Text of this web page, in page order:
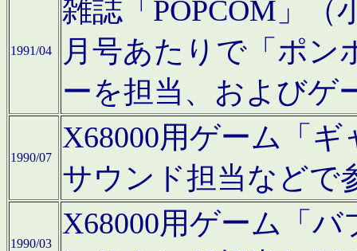
1991/04
雑誌「POPCOM」（
月号あたりで「ポン
ーを担当、およびゲ
1990/07
X68000用ゲーム「
サウンド担当などで
1990/03
X68000用ゲーム「